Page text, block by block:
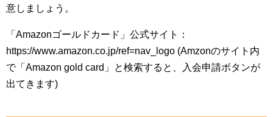
意しましょう。
「Amazonゴールドカード」 公式サイト：
https://www.amazon.co.jp/ref=nav_logo (Amzonのサイト内
で「Amazon gold card」と検索すると、入会申請ボタンが
出てきます)